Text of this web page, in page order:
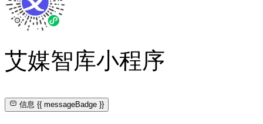
艾媒智库小程序
信息{{ messageBadge }}